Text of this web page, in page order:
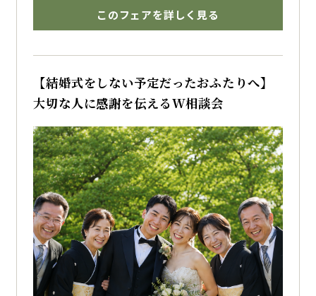
てなしと貸切空間で叶える
少人数ウェディングをご提案いたします。
ス博多のブライダルフェアへ
このフェアを詳しく見る
【結婚式をしない予定だったおふたりへ】
大切な人に感謝を伝えるW相談会